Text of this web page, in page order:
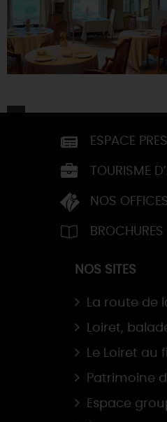
ESPACE
TOURISME
NOS
BROCHURES
NOS SITES
La route de
Loiret,
Le Loiret au
Patrimoine
Espace